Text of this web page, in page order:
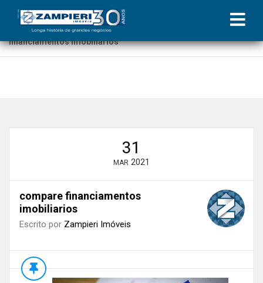
Início»Blog»Compare os financiamentos imobiliários
considerando a nova taxa Selic de 2,75%
financiamentos imobiliarios
31
MAR 2021
compare financiamentos
imobiliarios
Escrito por Zampieri Imóveis